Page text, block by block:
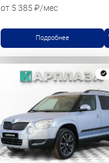
от 5 385 ₽/мес
Подробнее